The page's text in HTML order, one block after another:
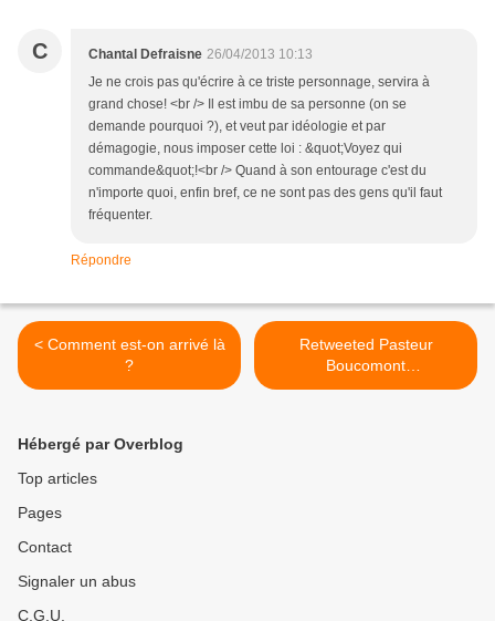
C Chantal Defraisne 26/04/2013 10:13
Je ne crois pas qu'écrire à ce triste personnage, servira à
grand chose! <br /> Il est imbu de sa personne (on se
demande pourquoi ?), et veut par idéologie et par
démagogie, nous imposer cette loi : &quot;Voyez qui
commande&quot;!<br /> Quand à son entourage c'est du
n'importe quoi, enfin bref, ce ne sont pas des gens qu'il faut
fréquenter.
Répondre
< Comment est-on arrivé là
?
Retweeted Pasteur
Boucomont
(@templedumarais): >
Hébergé par Overblog
Top articles
Pages
Contact
Signaler un abus
C.G.U.